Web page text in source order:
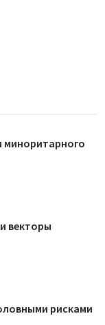
миноритарного
векторы
рисками